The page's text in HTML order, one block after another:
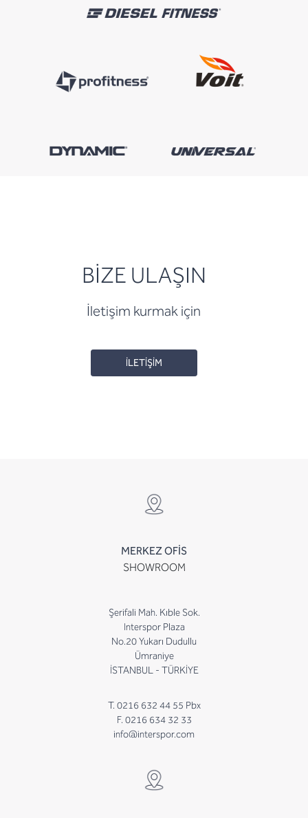
BİZE ULAŞIN
İletişim kurmak için
İLETİŞİM
MERKEZ OFİS
SHOWROOM
Şerifali Mah. Kıble Sok.
Interspor Plaza
No.20 Yukarı Dudullu
Ümraniye
İSTANBUL - TÜRKİYE
T. 0216 632 44 55 Pbx
F. 0216 634 32 33
info@interspor.com